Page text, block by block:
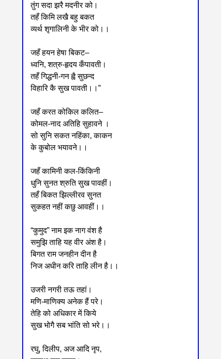
तुंग सदा झरै मदनीर को।
तहँ किमि लखै बहु बकत
व्यर्थ शृगालिनी के भीर को।।
जहँ हयन हेषा बिकट‒
ध्वनि, शत्रु-हृदय कँपावती।
तहँ गिद्धनी-गन ह्वै सुछन्द
विहारि कै सुख पावती।।”
जहँ करत कोकिल कलित‒
कोमल-नाद अतिहि सुहावने ।
सो सुनि सकत नहिंका, काकन
के कुबोल भयावने।।
जहँ कामिनी कल-किंकिनी
धुनि सुनत श्रुति सुख पावहीं।
तहँ बिकत झिल्लीरव सुनत
सुकहत नहीं कछु आवहीं।।
“कुमुद” नाम इक नाग वंश है
समुझि ताहि यह वीर अंश है।
बिगत राम जनहीन दीन है
निज अधीन करि ताहि लीन है।।
उजरी नगरी तऊ तहां।
मणि-माणिक्य अनेक हैं परे।
तेहि को अधिकार में किये
सुख भोगै सब भांति सो भरे।।
रघु, दिलीप, अज आदि नृप,